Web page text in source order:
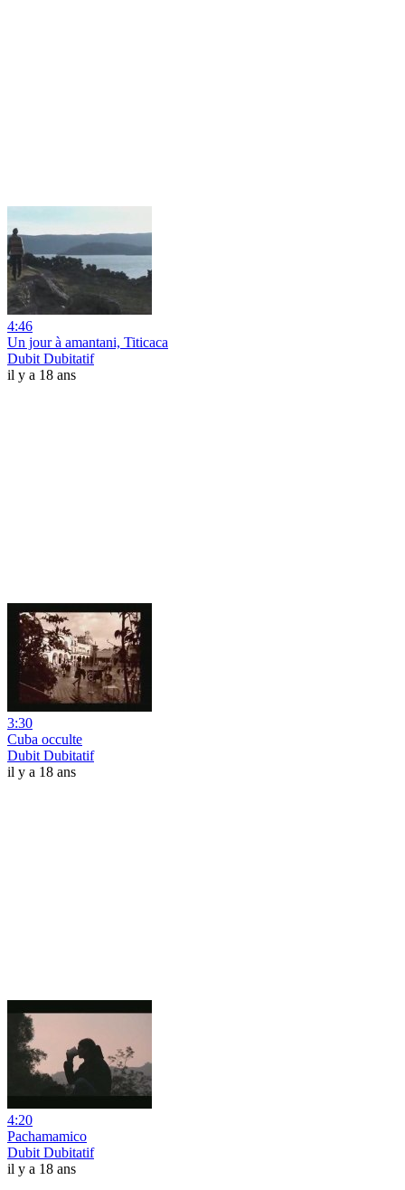
4:46
Un jour à amantani, Titicaca
Dubit Dubitatif
il y a 18 ans
3:30
Cuba occulte
Dubit Dubitatif
il y a 18 ans
4:20
Pachamamico
Dubit Dubitatif
il y a 18 ans